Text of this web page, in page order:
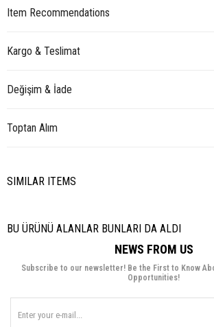
Item Recommendations
Kargo & Teslimat
Değişim & İade
Toptan Alım
SIMILAR ITEMS
BU ÜRÜNÜ ALANLAR BUNLARI DA ALDI
NEWS FROM US
Subscribe to our newsletter! Be the First to Know
Opportunities!